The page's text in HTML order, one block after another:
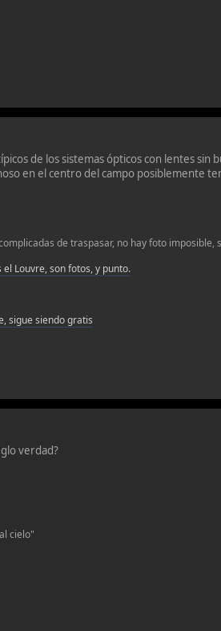
de los sistemas ópticos con lentes
en el centro del campo posiblemente
de traspasar, no hay foto
Louvre, son fotos, y punto.
sigue siendo gratis
verdad?
cielo"